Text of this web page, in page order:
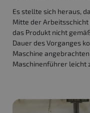
Es stellte sich heraus,
Mitte der
das Produkt nicht
Dauer des Vorganges
Maschine
Maschinenführer leicht